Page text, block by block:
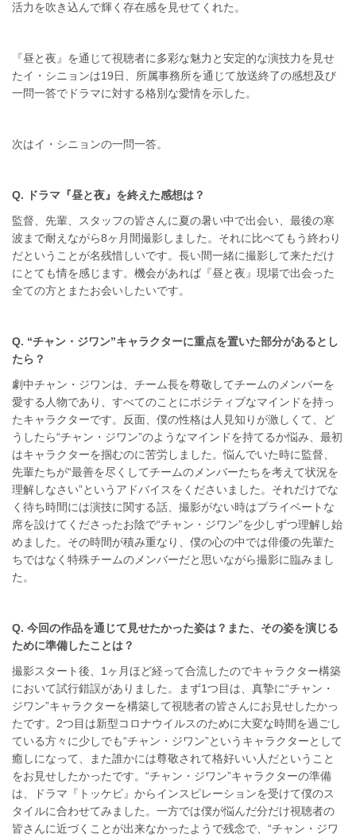
活力を吹き込んで輝く存在感を見せてくれた。
『昼と夜』を通じて視聴者に多彩な魅力と安定的な演技力を見せ
たイ・シニョンは19日、所属事務所を通じて放送終了の感想及び
一問一答でドラマに対する格別な愛情を示した。
次はイ・シニョンの一問一答。
Q. ドラマ『昼と夜』を終えた感想は？
監督、先輩、スタッフの皆さんに夏の暑い中で出会い、最後の寒
波まで耐えながら8ヶ月間撮影しました。それに比べてもう終わり
だということが名残惜しいです。長い間一緒に撮影して来ただけ
にとても情を感じます。機会があれば『昼と夜』現場で出会った
全ての方とまたお会いしたいです。
Q. “チャン・ジワン”キャラクターに重点を置いた部分があるとし
たら？
劇中チャン・ジワンは、チーム長を尊敬してチームのメンバーを
愛する人物であり、すべてのことにポジティブなマインドを持っ
たキャラクターです。反面、僕の性格は人見知りが激しくて、ど
うしたら“チャン・ジワン”のようなマインドを持てるか悩み、最初
はキャラクターを掴むのに苦労しました。悩んでいた時に監督、
先輩たちが“最善を尽くしてチームのメンバーたちを考えて状況を
理解しなさい”というアドバイスをくださいました。それだけでな
く待ち時間には演技に関する話、撮影がない時はプライベートな
席を設けてくださったお陰で“チャン・ジワン”を少しずつ理解し始
めました。その時間が積み重なり、僕の心の中では俳優の先輩た
ちではなく特殊チームのメンバーだと思いながら撮影に臨みまし
た。
Q. 今回の作品を通じて見せたかった姿は？また、その姿を演じる
ために準備したことは？
撮影スタート後、1ヶ月ほど経って合流したのでキャラクター構築
において試行錯誤がありました。まず1つ目は、真摯に“チャン・
ジワン”キャラクターを構築して視聴者の皆さんにお見せしたかっ
たです。2つ目は新型コロナウイルスのために大変な時間を過ごし
ている方々に少しでも“チャン・ジワン”というキャラクターとして
癒しになって、また誰かには尊敬されて格好いい人だということ
をお見せしたかったです。“チャン・ジワン”キャラクターの準備
は、ドラマ『トッケビ』からインスピレーションを受けて僕のス
タイルに合わせてみました。一方では僕が悩んだ分だけ視聴者の
皆さんに近づくことが出来なかったようで残念で、“チャン・ジワ